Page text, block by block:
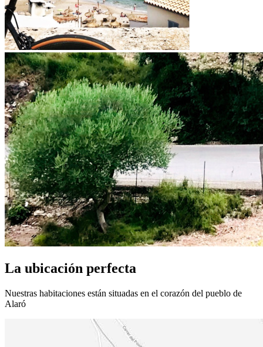
La ubicación perfecta
Nuestras habitaciones están situadas en el corazón del pueblo de
Alaró